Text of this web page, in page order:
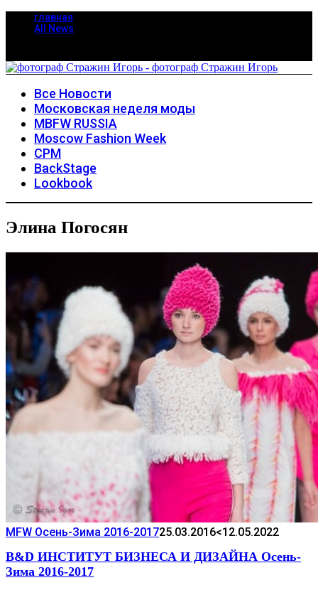
главная
All News
Все Новости
Московская неделя моды
MBFW RUSSIA
Moscow Fashion Week
CPM
BackStage
Lookbook
Элина Погосян
MFW Осень-Зима 2016-201725.03.2016<12.05.2022
B&D ИНСТИТУТ БИЗНЕСА И ДИЗАЙНА Осень-
Зима 2016-2017